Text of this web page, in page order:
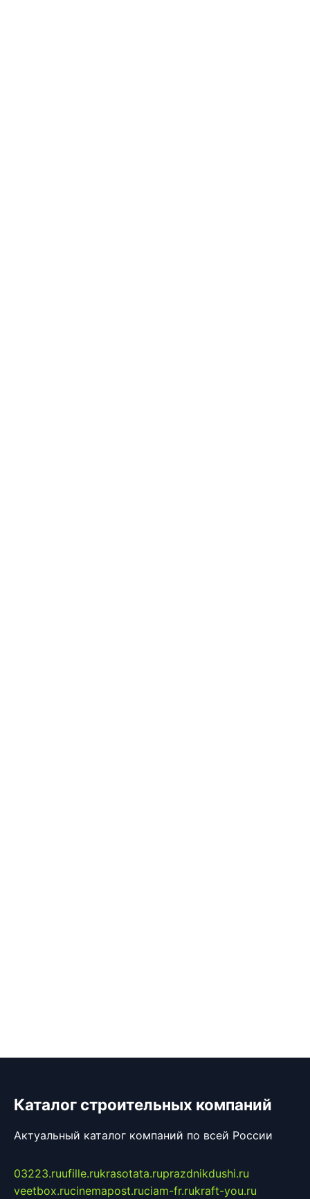
Каталог строительных компаний
Актуальный каталог компаний по всей России
03223.ruufille.rukrasotata.ruprazdnikdushi.ru
veetbox.rucinemapost.ruciam-fr.rukraft-you.ru